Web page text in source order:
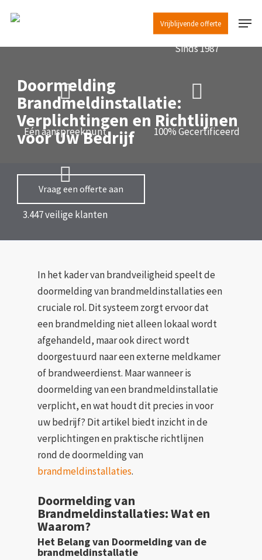
Vrijblijvende offerte Menu
Doormelding
Brandmeldinstallatie:
Verplichtingen en Richtlijnen
voor Uw Bedrijf
Vraag een offerte aan
Sinds 1987
Eén aanspreekpunt 100% Gecertificeerd
3.447 veilige klanten
In het kader van brandveiligheid speelt de
doormelding van brandmeldinstallaties een
cruciale rol. Dit systeem zorgt ervoor dat
een brandmelding niet alleen lokaal wordt
afgehandeld, maar ook direct wordt
doorgestuurd naar een externe meldkamer
of brandweerdienst. Maar wanneer is
doormelding van een brandmeldinstallatie
verplicht, en wat houdt dit precies in voor
uw bedrijf? Dit artikel biedt inzicht in de
verplichtingen en praktische richtlijnen
rond de doormelding van
brandmeldinstallaties.
Doormelding van
Brandmeldinstallaties: Wat en
Waarom?
Het Belang van Doormelding van de
brandmeldinstallatie